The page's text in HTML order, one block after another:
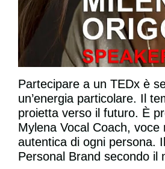
Partecipare a un TEDx è
un’energia particolare. Il
proietta verso il futuro. È
Mylena Vocal Coach,
autentica di ogni persona.
Personal Brand secondo il